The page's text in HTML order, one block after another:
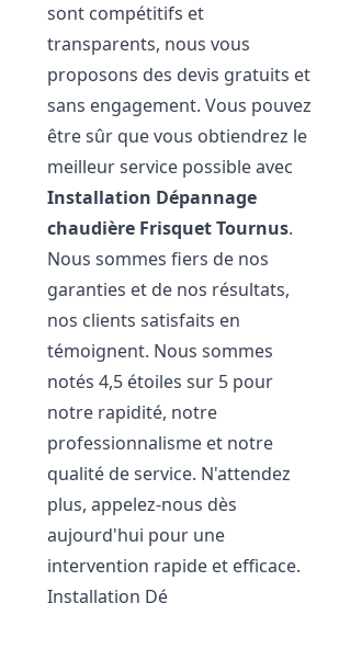
sont compétitifs et
transparents, nous vous
proposons des devis gratuits et
sans engagement. Vous pouvez
être sûr que vous obtiendrez le
meilleur service possible avec
Installation Dépannage
chaudière FrisquetTournus.
Nous sommes fiers de nos
garanties et de nos résultats,
nos clients satisfaits en
témoignent. Nous sommes
notés 4,5 étoiles sur 5 pour
notre rapidité, notre
professionnalisme et notre
qualité de service. N'attendez
plus, appelez-nous dès
aujourd'hui pour une
intervention rapide et efficace.
Installation Dé